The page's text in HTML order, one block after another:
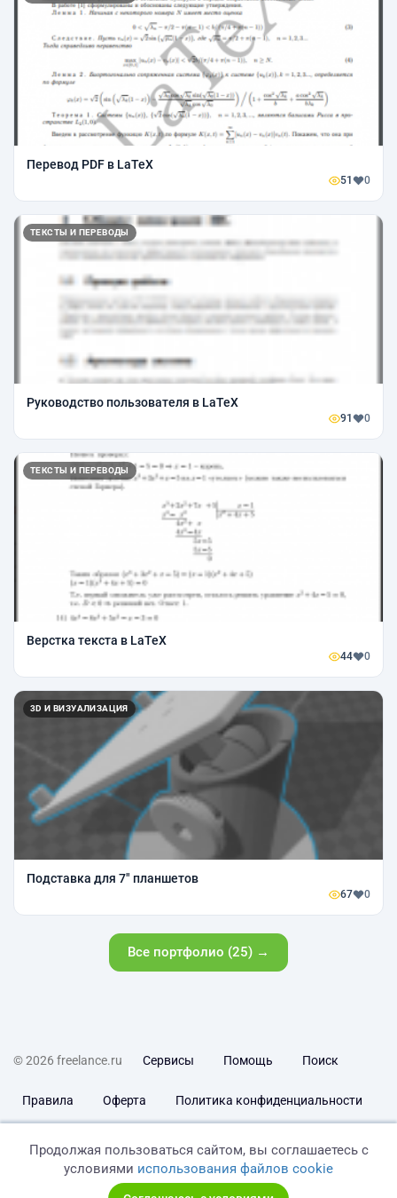
Перевод PDF в LaTeX
51 0
ТЕКСТЫ И ПЕРЕВОДЫ
Руководство пользователя в LaTeX
91 0
ТЕКСТЫ И ПЕРЕВОДЫ
Верстка текста в LaTeX
44 0
3D И ВИЗУАЛИЗАЦИЯ
Подставка для 7" планшетов
67 0
Все портфолио (25) →
© 2026 freelance.ru Сервисы Помощь Поиск
Правила Оферта Политика конфиденциальности
Продолжая пользоваться сайтом, вы соглашаетесь с
условиями использования файлов cookie